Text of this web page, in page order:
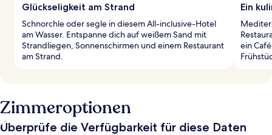
Glückseligkeit am Strand
Schnorchle oder segle in diesem All-inclusive-Hotel
am Wasser. Entspanne dich auf weißem Sand mit
Strandliegen, Sonnenschirmen und einem Restaurant
am Strand.
Ein
ein
Zimmeroptionen
Überprüfe die Verfügbarkeit für diese Daten